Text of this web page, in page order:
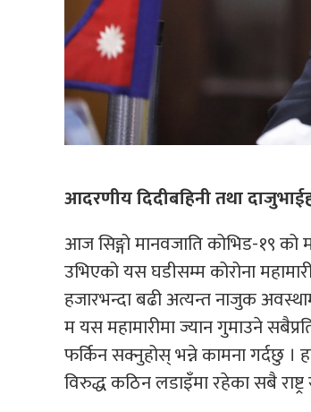
आदरणीय दिदीबहिनी तथा
आज सिङ्गो मानवजाति कोभिड-१९
उभिएको यस घडीसम्म कोरोना
हजारभन्दा बढी अत्यन्त नाजुक
म यस महामारीमा ज्यान गुमाउने
फर्किन सक्नुहोस् भन्ने कामना गर्दछु ।
विरुद्ध कठिन लडाइँमा रहेका सबै